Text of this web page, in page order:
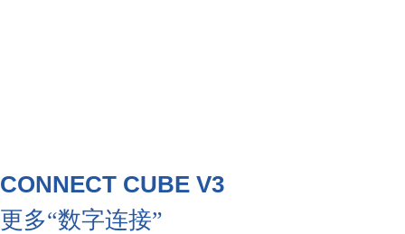
CONNECT CUBE V3
更多“数字连接”